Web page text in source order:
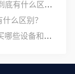
服务器租用时，独享带宽和共享带宽到底有什么区别？
么区别？
国内企业部署SD-WAN组网，需要购买哪些设备和服务？